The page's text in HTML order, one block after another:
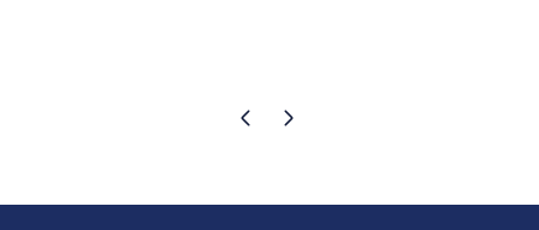
Pagina precedente
Pagina successiva